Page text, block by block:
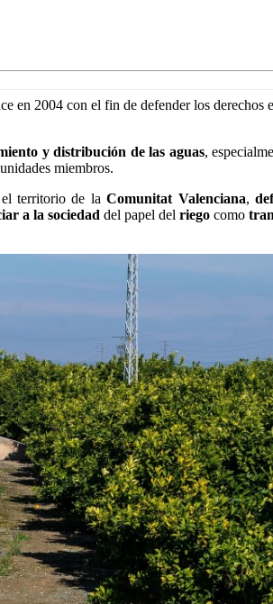
en 2004 con el fin de defender los derechos
y distribución de las aguas,
miembros.
territorio de laComunitat Valenciana,
a la sociedad del papel del riego como